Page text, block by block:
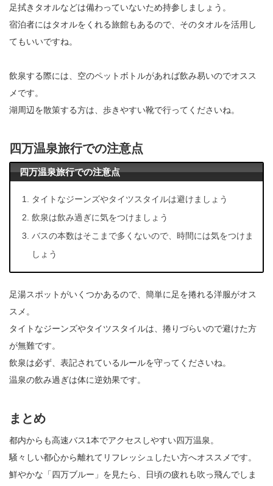
足拭きタオルなどは備わっていないため持参しましょう。
宿泊者にはタオルをくれる旅館もあるので、そのタオルを活用し
てもいいですね。
飲泉する際には、空のペットボトルがあれば飲み易いのでオスス
メです。
湖周辺を散策する方は、歩きやすい靴で行ってくださいね。
四万温泉旅行での注意点
四万温泉旅行での注意点
タイトなジーンズやタイツスタイルは避けましょう
飲泉は飲み過ぎに気をつけましょう
バスの本数はそこまで多くないので、時間には気をつけま
しょう
足湯スポットがいくつかあるので、簡単に足を捲れる洋服がオス
スメ。
タイトなジーンズやタイツスタイルは、捲りづらいので避けた方
が無難です。
飲泉は必ず、表記されているルールを守ってくださいね。
温泉の飲み過ぎは体に逆効果です。
まとめ
都内からも高速バス1本でアクセスしやすい四万温泉。
騒々しい都心から離れてリフレッシュしたい方へオススメです。
鮮やかな「四万ブルー」を見たら、日頃の疲れも吹っ飛んでしま